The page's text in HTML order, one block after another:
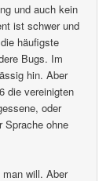
und auch kein
ist schwer und
häufigste
Bugs. Im
hin. Aber
die vereinigten
oder
Sprache ohne
will. Aber